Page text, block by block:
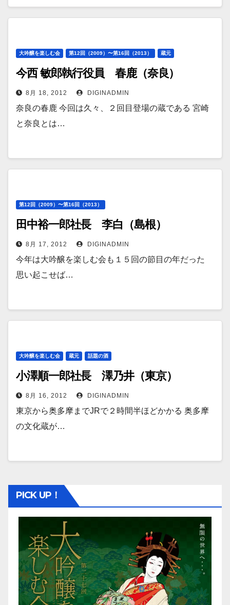
大吟醸を楽しむ会 第12回（2009）〜第16回（2013） 蔵元
今西 敏郎執行役員 春鹿（奈良）
8月 18, 2012 DIGINADMIN
奈良の春鹿 今回は久々、２回目登場の蔵である 宮崎
と奈良とは…
第12回（2009）〜第16回（2013）
田中裕一郎社長 李白（島根）
8月 17, 2012 DIGINADMIN
今年は大吟醸を楽しむ会も１５回の節目の年だった
思い起こせば…
大吟醸を楽しむ会 蔵元 話題の酒
小澤順一郎社長 澤乃井（東京）
8月 16, 2012 DIGINADMIN
東京から奥多摩までJRで２時間半ほどかかる 奥多摩
の文化蔵が…
PICK UP！